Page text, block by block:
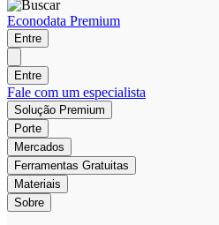
Econodata Premium
Entre
Entre
Fale com um especialista
Solução Premium
Porte
Mercados
Ferramentas Gratuitas
Materiais
Sobre